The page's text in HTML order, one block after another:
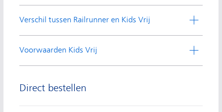
Verschil tussen Railrunner en Kids Vrij
Voorwaarden Kids Vrij
Direct bestellen